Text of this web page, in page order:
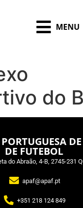
MENU
do
DE FUTEBOL
do Abraão, 4-B, 2745-231
apaf@apaf.pt
+351 218 124 849